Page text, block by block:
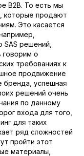
B2B. То есть мы
которые продают
Это касается
SAS решений,
говорим о
требованиях к
продвижение
бренда, успешная
решений очень
по данному
входа для того,
для таких
ряд сложностей
пройти этот
материалы,